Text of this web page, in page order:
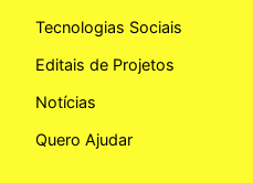
Tecnologias Sociais
Editais de Projetos
Notícias
Quero Ajudar